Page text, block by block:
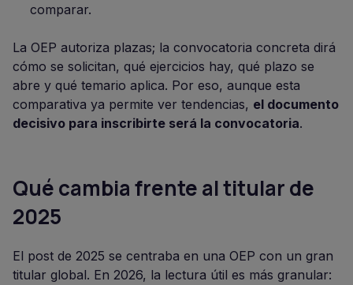
comparar.
La OEP autoriza plazas; la convocatoria concreta dirá
cómo se solicitan, qué ejercicios hay, qué plazo se
abre y qué temario aplica. Por eso, aunque esta
comparativa ya permite ver tendencias, el documento
decisivo para inscribirte será la convocatoria.
Qué cambia frente al titular de
2025
El post de 2025 se centraba en una OEP con un gran
titular global. En 2026, la lectura útil es más granular: